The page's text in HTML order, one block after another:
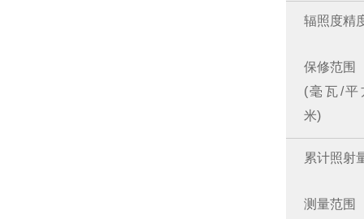
辐照度精
保修范围
(毫瓦/平
米)
累计照射
测量范围